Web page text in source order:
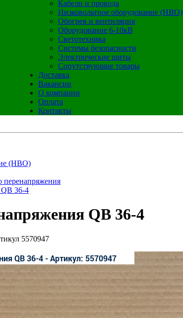
Кабели и провода
Низковольтное оборудование (НВО)
Обогрев и вентиляция
Оборудование 6-10кВ
Светотехника
Системы безопасности
Электрические щиты
Сопутствующие товары
Доставка
Вакансии
О компании
Оплата
Контакты
(НВО)
перенапряжения
36-4
QB 36-4
5570947